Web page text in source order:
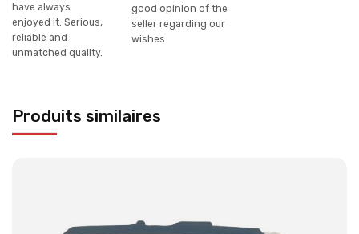
have always
enjoyed it. Serious,
reliable and
unmatched quality.
good opinion of the
seller regarding our
wishes.
Produits similaires